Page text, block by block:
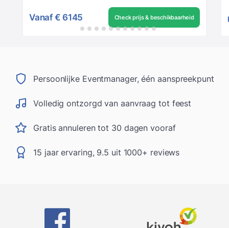
Vanaf € 6145 Check prijs & beschikbaarheid
Persoonlijke Eventmanager, één aanspreekpunt
Volledig ontzorgd van aanvraag tot feest
Gratis annuleren tot 30 dagen vooraf
15 jaar ervaring, 9.5 uit 1000+ reviews